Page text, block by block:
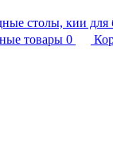
товары 0